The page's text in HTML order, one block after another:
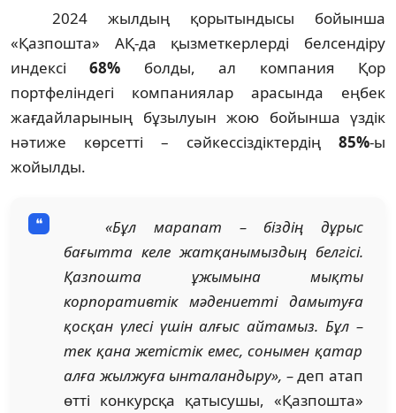
2024 жылдың қорытындысы бойынша
«Қазпошта» АҚ-да қызметкерлерді белсендіру
индексі68% болды, ал компания Қор
портфеліндегі компаниялар арасында еңбек
жағдайларының бұзылуын жою бойынша үздік
нәтиже көрсетті – сәйкессіздіктердің 85%-ы
жойылды.
«Бұл марапат –біздің дұрыс
бағытта келе жатқанымыздың белгісі.
Қазпошта ұжымына мықты
корпоративтік мәдениетті дамытуға
қосқан үлесі үшін алғыс айтамыз. Бұл –
тек қана жетістік емес, сонымен қатар
алға жылжуға ынталандыру», – деп атап
өтті конкурсқа қатысушы, «Қазпошта»